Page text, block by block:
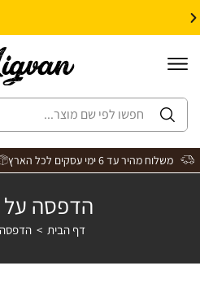
משלוח מהיר עד 6 ימי עסקים לכל הארץ
הדפסה על
דף הבית >